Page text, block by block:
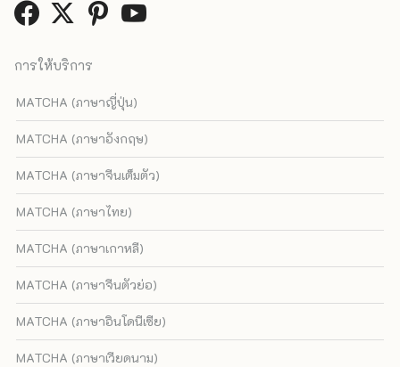
การให้บริการ
MATCHA (ภาษาญี่ปุ่น)
MATCHA (ภาษาอังกฤษ)
MATCHA (ภาษาจีนเต็มตัว)
MATCHA (ภาษาไทย)
MATCHA (ภาษาเกาหลี)
MATCHA (ภาษาจีนตัวย่อ)
MATCHA (ภาษาอินโดนีเซีย)
MATCHA (ภาษาเวียดนาม)